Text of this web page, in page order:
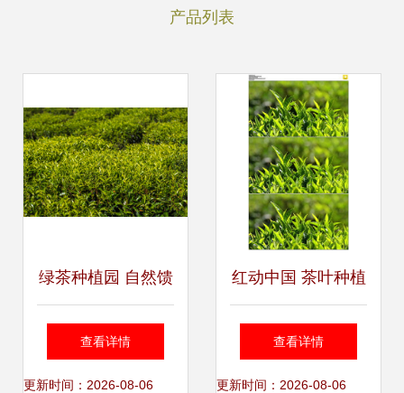
产品列表
绿茶种植园 自然馈
赠，匠心臻品
查看详情
更新时间：2026-08-06
红动中国 茶叶种植
园的视觉美学与设
计素材全览
查看详情
更新时间：2026-08-06